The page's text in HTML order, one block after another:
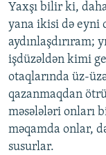
Yaxşı bilir ki,
yana ikisi də eyni
aydınlaşdırıram;
işdüzəldən kimi
otaqlarında üz-
qazanmaqdan
məsələləri onları
məqamda onlar,
susurlar.